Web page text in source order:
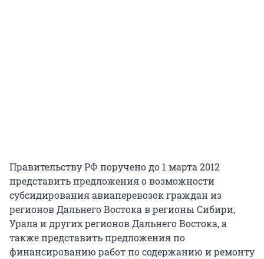
Правительству РФ поручено до 1 марта 2012
представить предложения о возможности
субсидирования авиаперевозок граждан из
регионов Дальнего Востока в регионы Сибири,
Урала и других регионов Дальнего Востока, а
также представить предложения по
финансированию работ по содержанию и ремонту